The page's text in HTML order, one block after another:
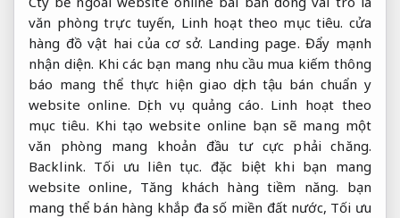
văn phòng trực tuyến, Linh hoạt theo mục tiêu. cửa
hàng đồ vật hai của cơ sở. Landing page. Đẩy mạnh
nhận diện. Khi các bạn mang nhu cầu mua kiếm thông
báo mang thể thực hiện giao dịch tậu bán chuẩn y
website online. Dịch vụ quảng cáo. Linh hoạt theo
mục tiêu. Khi tạo website online bạn sẽ mang một
văn phòng mang khoản đầu tư cực phải chăng.
Backlink. Tối ưu liên tục. đặc biệt khi bạn mang
website online, Tăng khách hàng tiềm năng. bạn
mang thể bán hàng khắp đa số miền đất nước, Tối ưu